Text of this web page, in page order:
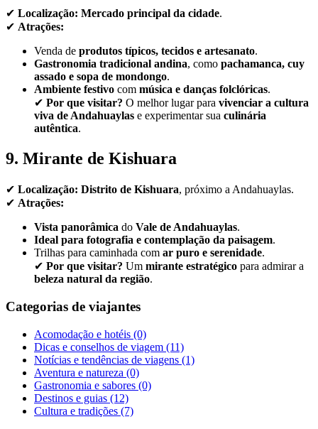
✔ Localização: Mercado principal da cidade.
✔ Atrações:
Venda de produtos típicos, tecidos e artesanato.
Gastronomia tradicional andina, como pachamanca, cuy
assado e sopa de mondongo.
Ambiente festivo com música e danças folclóricas.
✔ Por que visitar? O melhor lugar para vivenciar a cultura
viva de Andahuaylas e experimentar sua culinária
autêntica.
9. Mirante de Kishuara
✔ Localização: Distrito de Kishuara, próximo a Andahuaylas.
✔ Atrações:
Vista panorâmica do Vale de Andahuaylas.
Ideal para fotografia e contemplação da paisagem.
Trilhas para caminhada com ar puro e serenidade.
✔ Por que visitar? Um mirante estratégico para admirar a
beleza natural da região.
Categorias de viajantes
Acomodação e hotéis (0)
Dicas e conselhos de viagem (11)
Notícias e tendências de viagens (1)
Aventura e natureza (0)
Gastronomia e sabores (0)
Destinos e guias (12)
Cultura e tradições (7)